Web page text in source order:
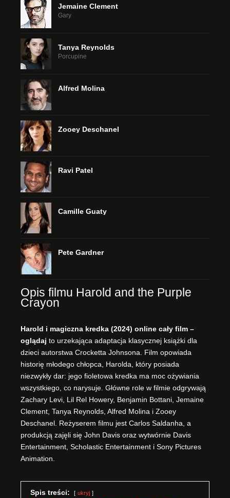
Jemaine Clement
Gary
Tanya Reynolds
Porcupine
Alfred Molina
Zooey Deschanel
Ravi Patel
Camille Guaty
Pete Gardner
Opis filmu Harold and the Purple
Crayon
Harold i magiczna kredka (2024) online cały film –
oglądaj to urzekająca adaptacja klasycznej książki dla
dzieci autorstwa Crocketta Johnsona. Film opowiada
historię młodego chłopca, Harolda, który posiada
niezwykły dar: jego fioletowa kredka ma moc ożywiania
wszystkiego, co narysuje. Główne role w filmie odgrywają
Zachary Levi, Lil Rel Howery, Benjamin Bottani, Jemaine
Clement, Tanya Reynolds, Alfred Molina i Zooey
Deschanel. Reżyserem filmu jest Carlos Saldanha, a
produkcją zajęli się John Davis oraz wytwórnie Davis
Entertainment, Scholastic Entertainment i Sony Pictures
Animation.
Spis treści: ukryj